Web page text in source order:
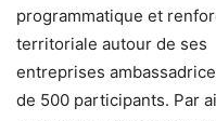
programmatique et
territoriale autour de ses
entreprises
de 500 participants. Par